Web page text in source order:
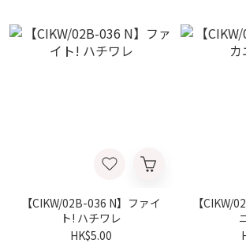
【CIKW/02B-036 N】ファイ
ト! ハチワレ
HK$5.00
【CIKW/